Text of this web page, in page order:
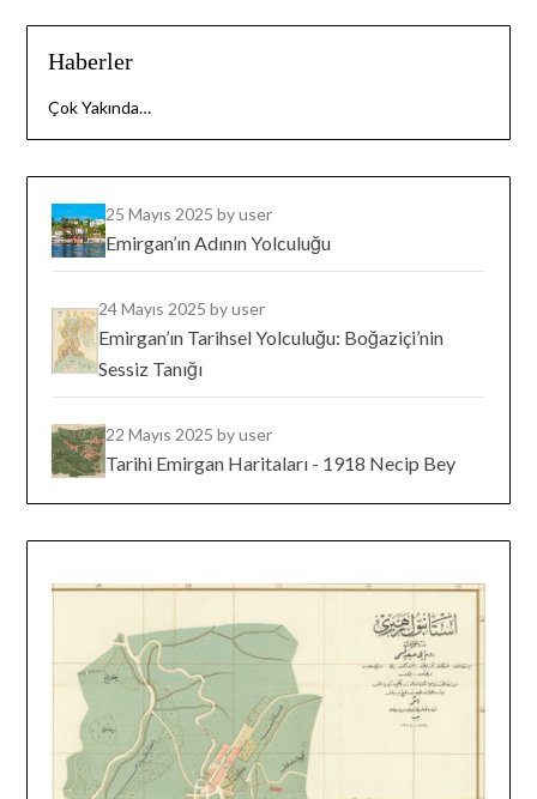
Haberler
Çok Yakında…
25 Mayıs 2025by user
Emirgan’ın Adının Yolculuğu
24 Mayıs 2025 by user
Emirgan’ın Tarihsel Yolculuğu: Boğaziçi’nin
Sessiz Tanığı
22 Mayıs 2025by user
Tarihi Emirgan Haritaları - 1918 Necip Bey